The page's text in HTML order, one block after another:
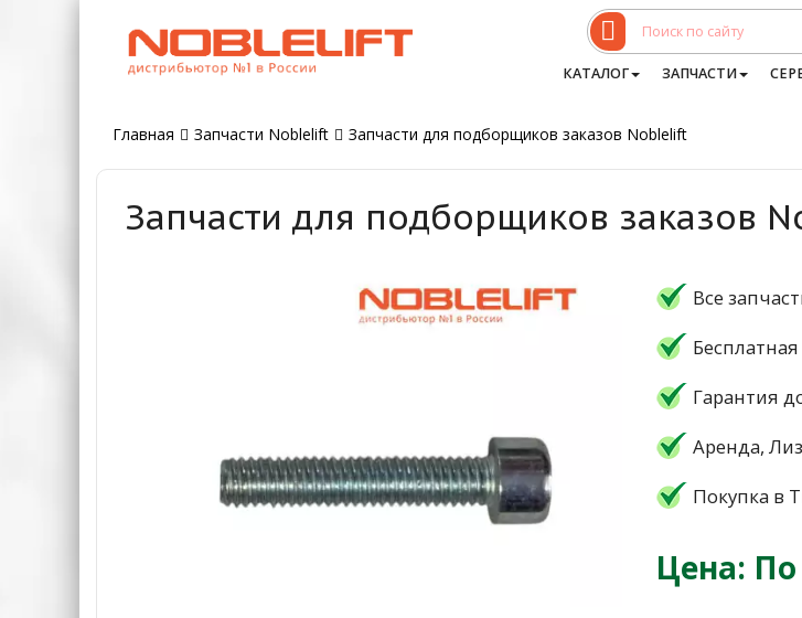
КАТАЛОГ ЗАПЧАСТИ
Главная Запчасти Noblelift Запчасти для подборщиков заказов Noblelift
Запчасти для подборщиков заказов
Все
Гарантия
Аренда,
Покупка в
Цена: По